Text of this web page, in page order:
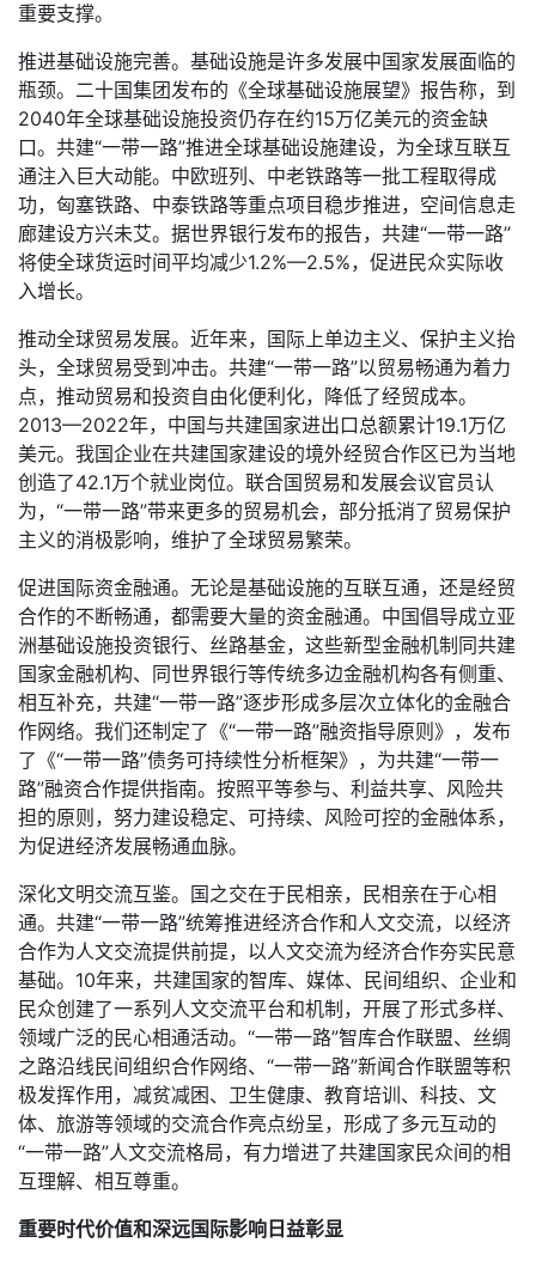
重要支撑。
推进基础设施完善。基础设施是许多发展中国家发展面临的
瓶颈。二十国集团发布的《全球基础设施展望》报告称，到
2040年全球基础设施投资仍存在约15万亿美元的资金缺
口。共建“一带一路”推进全球基础设施建设，为全球互联互
通注入巨大动能。中欧班列、中老铁路等一批工程取得成
功，匈塞铁路、中泰铁路等重点项目稳步推进，空间信息走
廊建设方兴未艾。据世界银行发布的报告，共建“一带一路”
将使全球货运时间平均减少1.2%—2.5%，促进民众实际收
入增长。
推动全球贸易发展。近年来，国际上单边主义、保护主义抬
头，全球贸易受到冲击。共建“一带一路”以贸易畅通为着力
点，推动贸易和投资自由化便利化，降低了经贸成本。
2013—2022年，中国与共建国家进出口总额累计19.1万亿
美元。我国企业在共建国家建设的境外经贸合作区已为当地
创造了42.1万个就业岗位。联合国贸易和发展会议官员认
为，“一带一路”带来更多的贸易机会，部分抵消了贸易保护
主义的消极影响，维护了全球贸易繁荣。
促进国际资金融通。无论是基础设施的互联互通，还是经贸
合作的不断畅通，都需要大量的资金融通。中国倡导成立亚
洲基础设施投资银行、丝路基金，这些新型金融机制同共建
国家金融机构、同世界银行等传统多边金融机构各有侧重、
相互补充，共建“一带一路”逐步形成多层次立体化的金融合
作网络。我们还制定了《“一带一路”融资指导原则》，发布
了《“一带一路”债务可持续性分析框架》，为共建“一带一
路”融资合作提供指南。按照平等参与、利益共享、风险共
担的原则，努力建设稳定、可持续、风险可控的金融体系，
为促进经济发展畅通血脉。
深化文明交流互鉴。国之交在于民相亲，民相亲在于心相
通。共建“一带一路”统筹推进经济合作和人文交流，以经济
合作为人文交流提供前提，以人文交流为经济合作夯实民意
基础。10年来，共建国家的智库、媒体、民间组织、企业和
民众创建了一系列人文交流平台和机制，开展了形式多样、
领域广泛的民心相通活动。“一带一路”智库合作联盟、丝绸
之路沿线民间组织合作网络、“一带一路”新闻合作联盟等积
极发挥作用，减贫减困、卫生健康、教育培训、科技、文
体、旅游等领域的交流合作亮点纷呈，形成了多元互动的
“一带一路”人文交流格局，有力增进了共建国家民众间的相
互理解、相互尊重。
重要时代价值和深远国际影响日益彰显